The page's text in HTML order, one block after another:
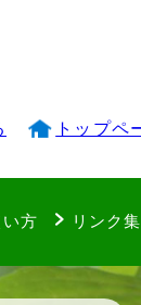
トップペ
方 リンク集